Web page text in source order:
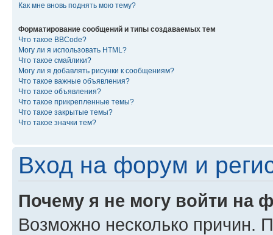
Как мне вновь поднять мою тему?
Форматирование сообщений и типы создаваемых тем
Что такое BBCode?
Могу ли я использовать HTML?
Что такое смайлики?
Могу ли я добавлять рисунки к сообщениям?
Что такое важные объявления?
Что такое объявления?
Что такое прикрепленные темы?
Что такое закрытые темы?
Что такое значки тем?
Вход на форум и
Почему я не могу войти на
Возможно несколько причин.